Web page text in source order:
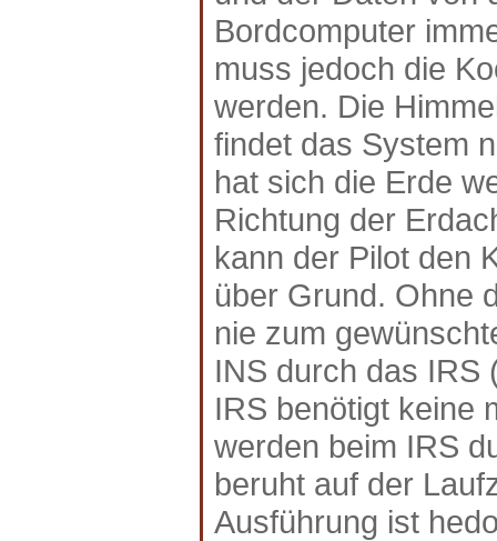
Bordcomputer
muss jedoch die
werden. Die
findet das System
hat sich die Erde
Richtung der
kann der Pilot den
über Grund. Ohne
nie zum
INS durch das IRS
IRS benötigt keine
werden beim IRS
beruht auf der
Ausführung ist